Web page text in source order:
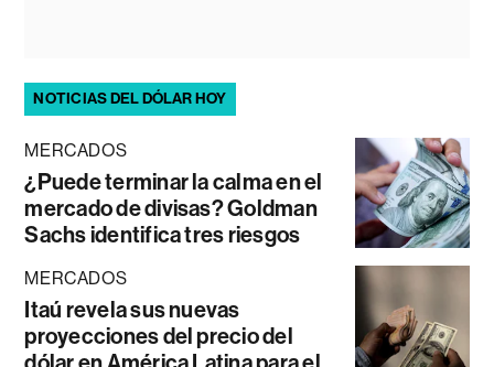
NOTICIAS DEL DÓLAR HOY
MERCADOS
¿Puede terminar la calma en el
mercado de divisas? Goldman
Sachs identifica tres riesgos
MERCADOS
Itaú revela sus nuevas
proyecciones del precio del